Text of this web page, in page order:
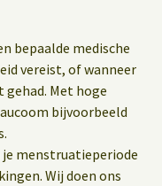
bepaalde medische
vereist, of wanneer
Met hoge
bijvoorbeeld
je menstruatieperiode
Wij doen ons